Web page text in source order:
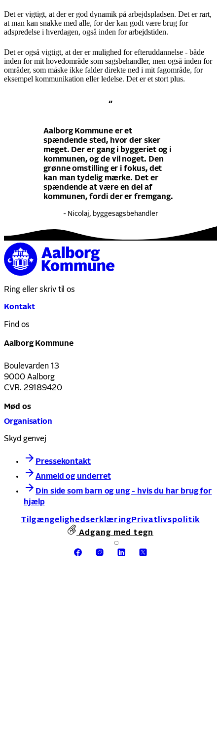
Det er vigtigt, at der er god dynamik på arbejdspladsen. Det er rart,
at man kan snakke med alle, for der kan godt være brug for
adspredelse i hverdagen, også inden for arbejdstiden.
Det er også vigtigt, at der er mulighed for efteruddannelse - både
inden for mit hovedområde som sagsbehandler, men også inden for
områder, som måske ikke falder direkte ned i mit fagområde, for
eksempel kommunikation eller ledelse. Det er et stort plus.
“
Aalborg Kommune er et
spændende sted, hvor der sker
meget. Der er gang i byggeriet og i
kommunen, og de vil noget. Den
grønne omstilling er i fokus, det
kan man tydelig mærke. Det er
spændende at være en del af
kommunen, fordi der er fremgang.
- Nicolaj, byggesagsbehandler
Ring eller skriv til os
Kontakt
Find os
Aalborg Kommune
Boulevarden 13
9000 Aalborg
CVR. 29189420
Mød os
Organisation
Skyd genvej
Pressekontakt
Anmeld og underret
Din side som barn og ung - hvis du har brug for
hjælp
Tilgængelighedserklæring Privatlivspolitik
Adgang med tegn